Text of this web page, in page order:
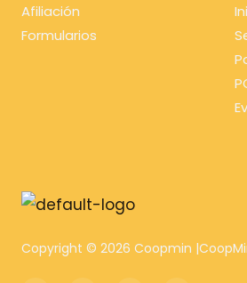
Copyright © 2026 Coopmin
Afiliación
Formularios